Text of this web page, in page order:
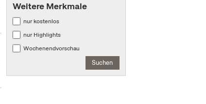
Weitere Merkmale
nur kostenlos
nur Highlights
Wochenendvorschau
Suchen